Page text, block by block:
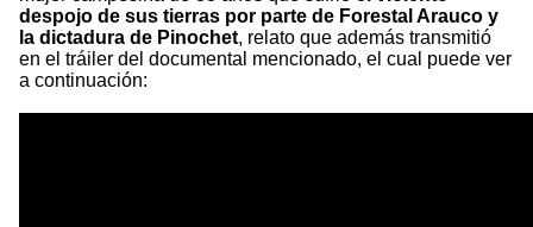
despojo de sus tierras por parte de Forestal Arauco y
la dictadura de Pinochet, relato que además transmitió
en el tráiler del documental mencionado, el cual puede ver
a continuación: